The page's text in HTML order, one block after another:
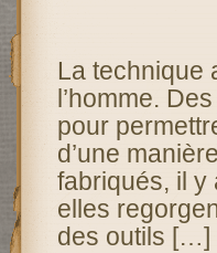
La technique
l’homme.
pour
d’une
fabriqués, il y
elles
des outils […]